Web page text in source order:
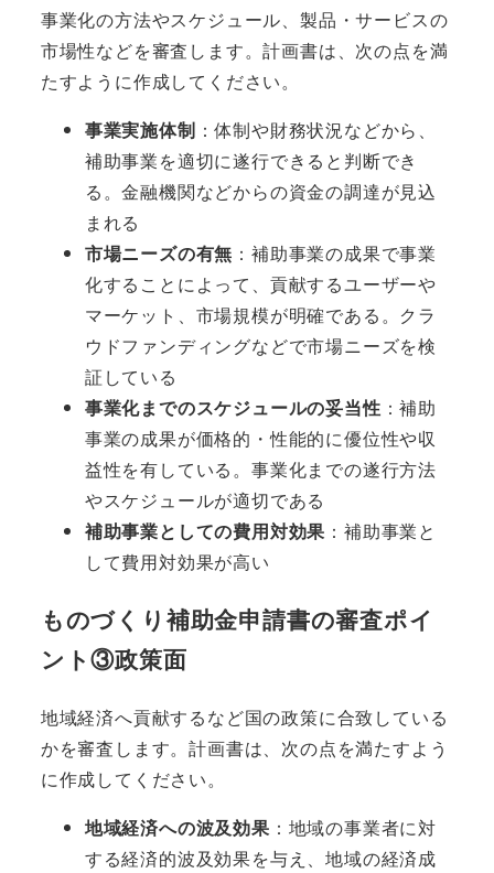
事業化の方法やスケジュール、製品・サービスの
市場性などを審査します。計画書は、次の点を満
たすように作成してください。
事業実施体制 ：体制や財務状況などから、
補助事業を適切に遂行できると判断でき
る。金融機関などからの資金の調達が見込
まれる
市場ニーズの有無 ：補助事業の成果で事業
化することによって、貢献するユーザーや
マーケット、市場規模が明確である。クラ
ウドファンディングなどで市場ニーズを検
証している
事業化までのスケジュールの妥当性 ：補助
事業の成果が価格的・性能的に優位性や収
益性を有している。事業化までの遂行方法
やスケジュールが適切である
補助事業としての費用対効果 ：補助事業と
して費用対効果が高い
ものづくり補助金申請書の審査ポイ
ント③政策面
地域経済へ貢献するなど国の政策に合致している
かを審査します。計画書は、次の点を満たすよう
に作成してください。
地域経済への波及効果 ：地域の事業者に対
する経済的波及効果を与え、地域の経済成